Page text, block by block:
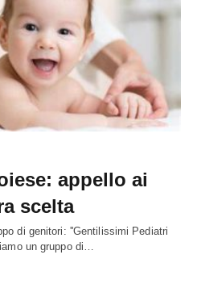
appello ai
scelta
di genitori: ''Gentilissimi Pediatri
un gruppo di…